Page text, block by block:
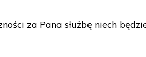
za Pana służbę niech